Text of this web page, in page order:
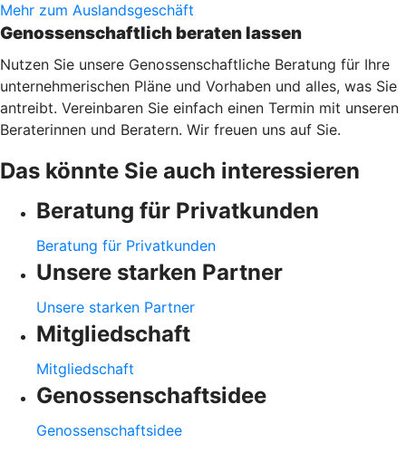
Mehr zum Auslandsgeschäft
Genossenschaftlich beraten lassen
Nutzen Sie unsere Genossenschaftliche Beratung für Ihre
unternehmerischen Pläne und Vorhaben und alles, was Sie
antreibt. Vereinbaren Sie einfach einen Termin mit unseren
Beraterinnen und Beratern. Wir freuen uns auf Sie.
Das könnte Sie auch interessieren
Beratung für Privatkunden
Beratung für Privatkunden
Unsere starken Partner
Unsere starken Partner
Mitgliedschaft
Mitgliedschaft
Genossenschaftsidee
Genossenschaftsidee